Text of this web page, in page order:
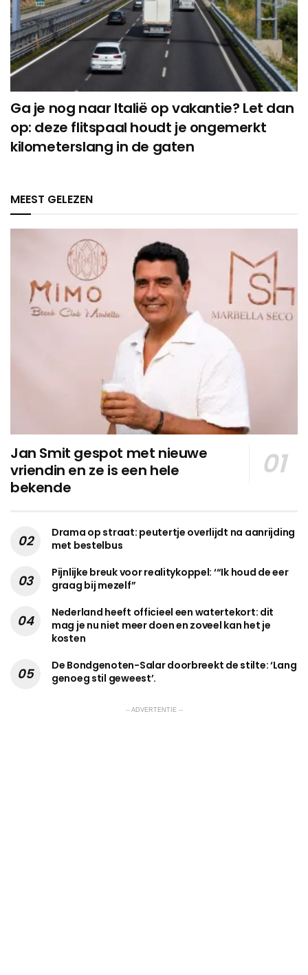
Ga je nog naar Italië op vakantie? Let dan
op: deze flitspaal houdt je ongemerkt
kilometerslang in de gaten
MEEST GELEZEN
Jan Smit gespot met nieuwe
vriendin en ze is een hele
bekende
Drama op straat: peutertje overlijdt na aanrijding
met bestelbus
Pijnlijke breuk voor realitykoppel: ‘“Ik houd de eer
graag bij mezelf”
Nederland heeft officieel een watertekort: dit
mag je nu niet meer doen en zoveel kan het je
kosten
De Bondgenoten-Salar doorbreekt de stilte: ‘Lang
genoeg stil geweest’.
-- ADVERTENTIE --